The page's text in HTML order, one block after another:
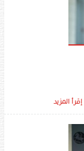
إقرأ المزيد